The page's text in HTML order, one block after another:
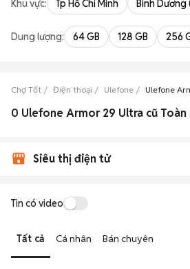
Khu vực: Tp Hồ Chí Minh Bình Dương
Dung lượng: 64 GB 128 GB 256
Chợ Tốt Điện thoại Ulefone Ulefone
0 Ulefone Armor 29 Ultra cũ Toàn
Siêu thị điện tử
Tin có video
Tất cả Cá nhân Bán chuyên